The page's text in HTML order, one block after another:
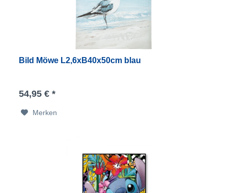
Bild Möwe L2,6xB40x50cm blau
54,95 € *
Merken